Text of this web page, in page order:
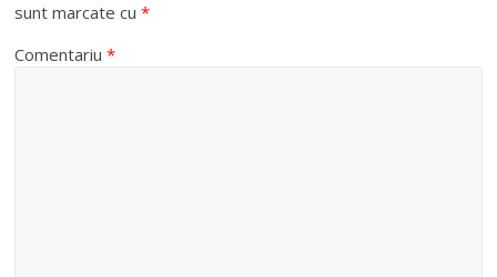
sunt marcate cu*
Comentariu*